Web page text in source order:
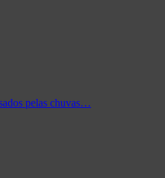
pelas chuvas…